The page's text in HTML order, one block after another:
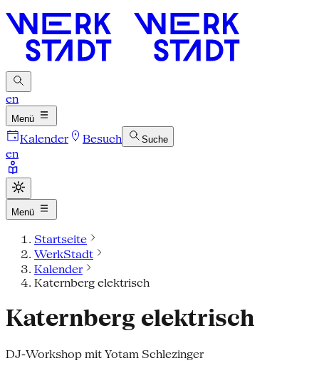
en
Menü
Kalender Besuch Suche
en
Menü
Startseite
WerkStadt
Kalender
Katernberg elektrisch
Katernberg elektrisch
DJ-Workshop mit Yotam Schlezinger